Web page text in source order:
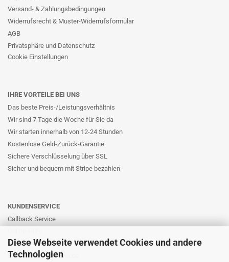
Diese Webseite verwendet Cookies und andere
Technologien
Versand- & Zahlungsbedingungen
Widerrufsrecht & Muster-Widerrufsformular
AGB
Privatsphäre und Datenschutz
Cookie Einstellungen
IHRE VORTEILE BEI UNS
Das beste Preis-/Leistungsverhältnis
Wir sind 7 Tage die Woche für Sie da
Wir starten innerhalb von 12-24 Stunden
Kostenlose Geld-Zurück-Garantie
Sichere Verschlüsselung über SSL
Sicher und bequem mit Stripe bezahlen
KUNDENSERVICE
Callback Service
Kontaktformular
E-Mail: info@likernow.de